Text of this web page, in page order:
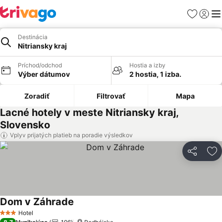
Obľúbené
Destinácia
Nitriansky kraj
Príchod/odchod
Výber dátumov
Hostia a izby
2 hostia, 1 izba.
Zoradiť Filtrovať Mapa
Lacné hotely v meste Nitriansky kraj,
Slovensko
Vplyv prijatých platieb na poradie výsledkov
Zdieľať
3 Počet hviezdičiek
Hotel
Dom v Záhrade